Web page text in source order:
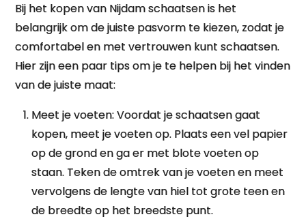
Bij het kopen van Nijdam schaatsen is het
belangrijk om de juiste pasvorm te kiezen, zodat je
comfortabel en met vertrouwen kunt schaatsen.
Hier zijn een paar tips om je te helpen bij het vinden
van de juiste maat:
Meet je voeten: Voordat je schaatsen gaat
kopen, meet je voeten op. Plaats een vel papier
op de grond en ga er met blote voeten op
staan. Teken de omtrek van je voeten en meet
vervolgens de lengte van hiel tot grote teen en
de breedte op het breedste punt.